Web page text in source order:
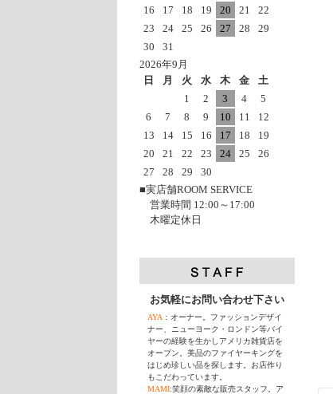
16
17 18 19 20 21
22
23
24 25 26 27 28
29
30
31
2026年9月
日
月 火 水 木 金
土
1
2 3 4
5
6
7 8 9 10 11
12
13
14 15 16 17 18
19
20
21 22 23 24 25
26
27
28 29
30
■実店舗ROOM SERVICE
営業時間 12:00～17:00
木曜定休日
お気軽にお問い合わせ下さい
AYA ：オーナー。ファッションデザイ
ナー、ニューヨーク・ロンドン等バイ
ヤーの経験を生かしアメリカ雑貨店を
オープン。美品のファイヤーキングを
はじめ珍しい品を探します。お店作り
もこだわっています。
MAMI:笑顔の素敵な販売スタッフ。ア